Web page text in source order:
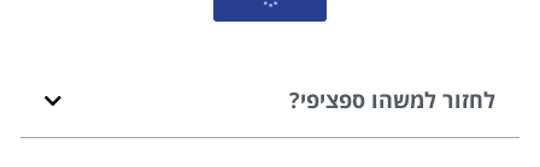
לחזור למשהו ספציפי?